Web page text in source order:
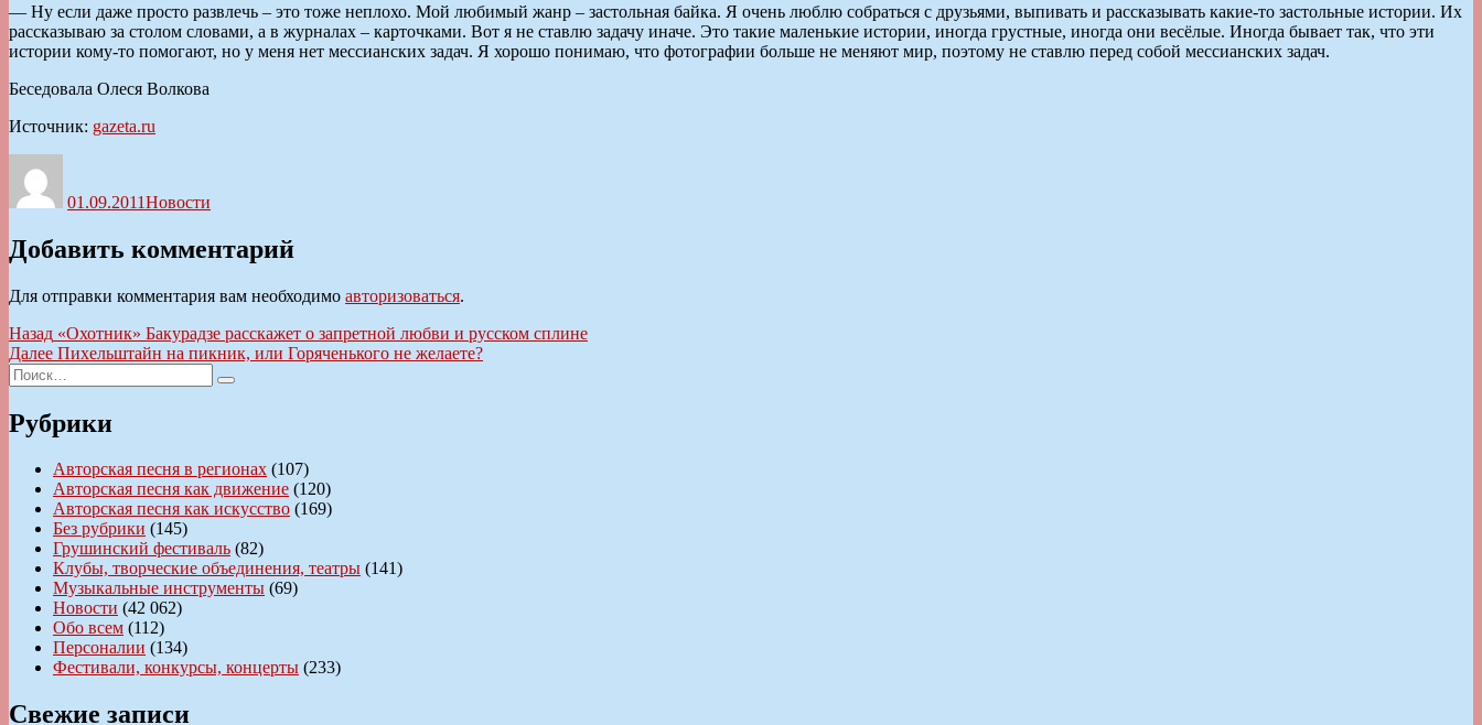
— Ну если даже просто развлечь – это тоже неплохо. Мой любимый жанр – застольная байка. Я очень люблю собраться с друзьями, выпивать и рассказывать какие-то застольные истории. Их
рассказываю за столом словами, а в журналах – карточками. Вот я не ставлю задачу иначе. Это такие маленькие истории, иногда грустные, иногда они весёлые. Иногда бывает так, что эти
истории кому-то помогают, но у меня нет мессианских задач. Я хорошо понимаю, что фотографии больше не меняют мир, поэтому не ставлю перед собой мессианских задач.
Беседовала Олеся Волкова
Источник: gazeta.ru
01.09.2011Новости
Добавить комментарий
Для отправки комментария вам необходимо авторизоваться.
Навигация
по
записям
Назад Предыдущая
запись:
«Охотник» Бакурадзе расскажет о запретной любви и русском сплине
Далее Следующая
Пихельштайн на пикник, или Горяченького не желаете?
Искать:
Поиск
Рубрики
Авторская песня в регионах (107)
Авторская песня как движение (120)
Авторская песня как искусство (169)
Без рубрики (145)
Грушинский фестиваль (82)
Клубы, творческие объединения, театры (141)
Музыкальные инструменты (69)
Новости (42 062)
Обо всем (112)
Персоналии (134)
Фестивали, конкурсы, концерты (233)
Свежие записи